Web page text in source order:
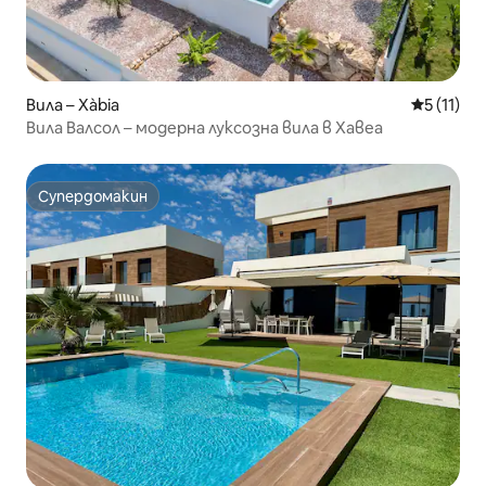
Вила – Xàbia Средна
5 (11)
Вила Валсол – модерна луксозна вила в Хавеа
Супердомакин
Супердомакин